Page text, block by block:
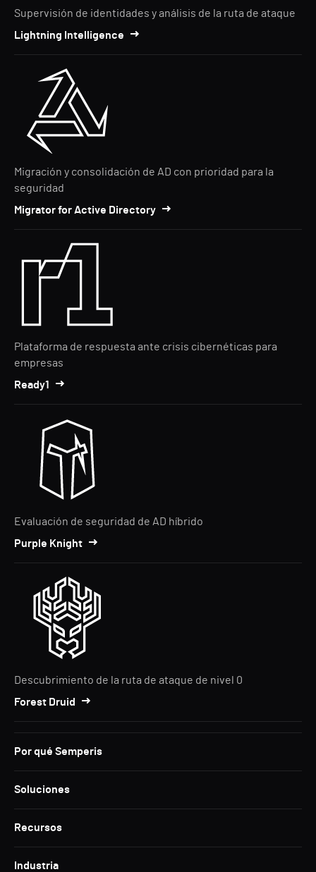
Supervisión de identidades y análisis de la ruta de ataque
Lightning Intelligence
Migración y consolidación de AD con prioridad para la
seguridad
Migrator for Active Directory
Plataforma de respuesta ante crisis cibernéticas para
empresas
Ready1
Evaluación de seguridad de AD híbrido
Purple Knight
Descubrimiento de la ruta de ataque de nivel 0
Forest Druid
Por qué Semperis
Soluciones
Recursos
Industria